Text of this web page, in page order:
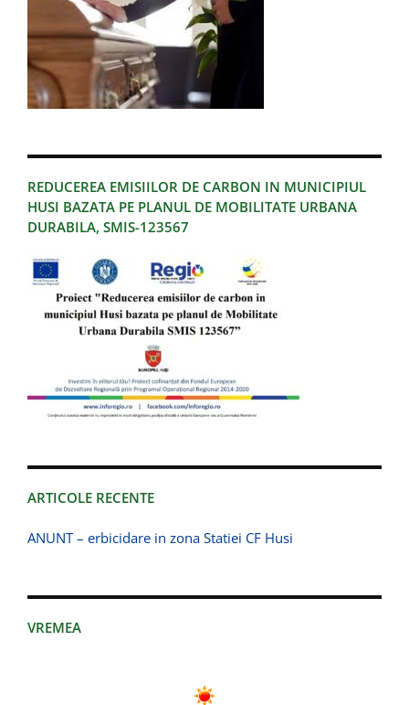
REDUCEREA EMISIILOR DE CARBON IN MUNICIPIUL
HUSI BAZATA PE PLANUL DE MOBILITATE URBANA
DURABILA, SMIS-123567
ARTICOLE RECENTE
ANUNT – erbicidare in zona Statiei CF Husi
VREMEA